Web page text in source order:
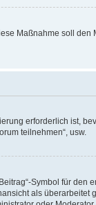
Maßnahme soll den
erforderlich ist,
teilnehmen“, usw.
Symbol für den
als überarbeitet